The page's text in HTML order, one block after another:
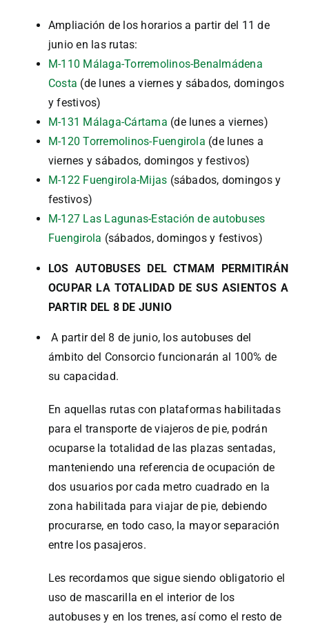
Ampliación de los horarios a partir del 11 de
junio en las rutas:
M-110 Málaga-Torremolinos-Benalmádena
Costa (de lunes a viernes y sábados, domingos
y festivos)
M-131 Málaga-Cártama (de lunes a viernes)
M-120 Torremolinos-Fuengirola (de lunes a
viernes y sábados, domingos y festivos)
M-122 Fuengirola-Mijas (sábados, domingos y
festivos)
M-127 Las Lagunas-Estación de autobuses
Fuengirola (sábados, domingos y festivos)
LOS AUTOBUSES DEL CTMAM PERMITIRÁN
OCUPAR LA TOTALIDAD DE SUS ASIENTOS A
PARTIR DEL 8 DE JUNIO
A partir del 8 de junio, los autobuses del
ámbito del Consorcio funcionarán al 100% de
su capacidad.
En aquellas rutas con plataformas habilitadas
para el transporte de viajeros de pie, podrán
ocuparse la totalidad de las plazas sentadas,
manteniendo una referencia de ocupación de
dos usuarios por cada metro cuadrado en la
zona habilitada para viajar de pie, debiendo
procurarse, en todo caso, la mayor separación
entre los pasajeros.
Les recordamos que sigue siendo obligatorio el
uso de mascarilla en el interior de los
autobuses y en los trenes, así como el resto de